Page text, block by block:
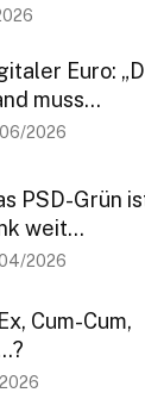
wir Sie über
und über
Mailadresse und
Euro:
muss...
2026
PSD-Grün
weit...
2026
Cum-Cum,